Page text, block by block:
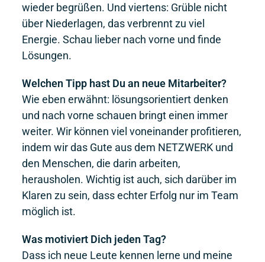
wieder begrüßen. Und viertens: Grüble nicht
über Niederlagen, das verbrennt zu viel
Energie. Schau lieber nach vorne und finde
Lösungen.
Welchen Tipp hast Du an neue Mitarbeiter?
Wie eben erwähnt: lösungsorientiert denken
und nach vorne schauen bringt einen immer
weiter. Wir können viel voneinander profitieren,
indem wir das Gute aus dem NETZWERK und
den Menschen, die darin arbeiten,
herausholen. Wichtig ist auch, sich darüber im
Klaren zu sein, dass echter Erfolg nur im Team
möglich ist.
Was motiviert Dich jeden Tag?
Dass ich neue Leute kennen lerne und meine